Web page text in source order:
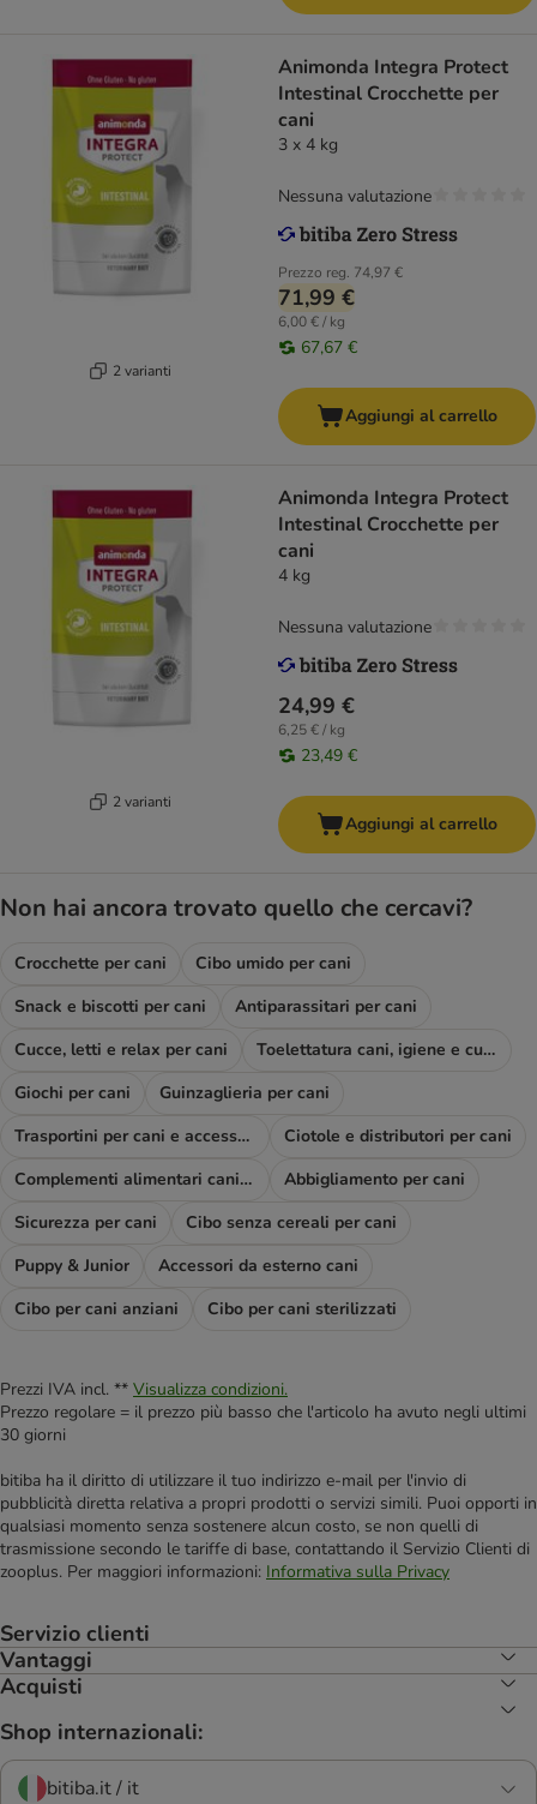
2 varianti
Animonda Integra Protect
Intestinal Crocchette per
cani
3 x 4 kg
Prezzo reg. 74,97 €
71,99 €
6,00 € / kg
67,67 €
Nessuna valutazione
Aggiungi al carrello
2 varianti
Animonda Integra Protect
Intestinal Crocchette per
cani
4 kg
24,99 €
6,25 € / kg
23,49 €
Nessuna valutazione
Aggiungi al carrello
Non hai ancora trovato quello che cercavi?
Crocchette per cani
Cibo umido per cani
Snack e biscotti per cani
Antiparassitari per cani
Cucce, letti e relax per cani
Toelettatura cani, igiene e cura
Giochi per cani
Guinzaglieria per cani
Trasportini per cani e accessori viaggio
Ciotole e distributori per cani
Complementi alimentari cani e diete
Abbigliamento per cani
Sicurezza per cani
Cibo senza cereali per cani
Puppy & Junior
Accessori da esterno cani
Cibo per cani anziani
Cibo per cani sterilizzati
Prezzi IVA incl. ** Visualizza condizioni.
Prezzo regolare = il prezzo più basso che l'articolo ha avuto negli ultimi
30 giorni
bitiba ha il diritto di utilizzare il tuo indirizzo e-mail per l'invio di
pubblicità diretta relativa a propri prodotti o servizi simili. Puoi opporti in
qualsiasi momento senza sostenere alcun costo, se non quelli di
trasmissione secondo le tariffe di base, contattando il Servizio Clienti di
zooplus. Per maggiori informazioni: Informativa sulla Privacy
Servizio clienti
Vantaggi
Acquisti
Shop internazionali:
bitiba.it / it